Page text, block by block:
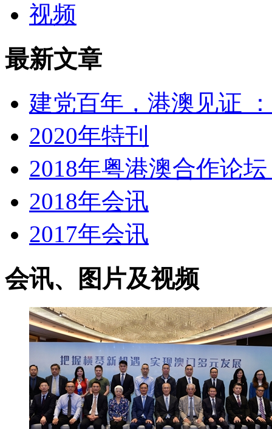
视频
最新文章
建党百年，港澳见证
2020年特刊
2018年粤港澳合作论
2018年会讯
2017年会讯
会讯、图片及视频